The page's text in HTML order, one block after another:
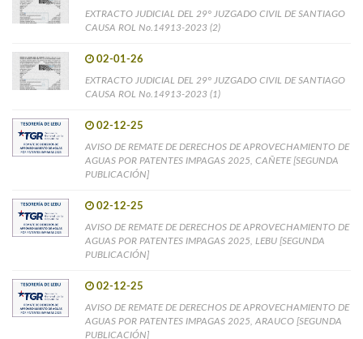
EXTRACTO JUDICIAL DEL 29° JUZGADO CIVIL DE SANTIAGO
CAUSA ROL No.14913-2023 (2)
02-01-26
EXTRACTO JUDICIAL DEL 29° JUZGADO CIVIL DE SANTIAGO
CAUSA ROL No.14913-2023 (1)
02-12-25
AVISO DE REMATE DE DERECHOS DE APROVECHAMIENTO DE
AGUAS POR PATENTES IMPAGAS 2025, CAÑETE [SEGUNDA
PUBLICACIÓN]
02-12-25
AVISO DE REMATE DE DERECHOS DE APROVECHAMIENTO DE
AGUAS POR PATENTES IMPAGAS 2025, LEBU [SEGUNDA
PUBLICACIÓN]
02-12-25
AVISO DE REMATE DE DERECHOS DE APROVECHAMIENTO DE
AGUAS POR PATENTES IMPAGAS 2025, ARAUCO [SEGUNDA
PUBLICACIÓN]